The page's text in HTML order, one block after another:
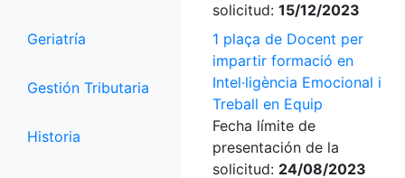
Geriatría
Gestión Tributaria
Historia
solicitud: 15/12/2023
1 plaça de Docent per
impartir formació en
Intel·ligència Emocional i
Treball en Equip
Fecha límite de
presentación de la
solicitud: 24/08/2023